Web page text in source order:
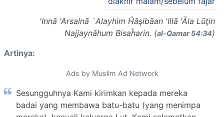
'Innā 'Arsalnā `Alayhim Ĥāşibāan 'Illā 'Āla Lūţin
Najjaynāhum Bisaĥarin. (al-Q̈amar 54:34)
Artinya:
Ads by Muslim Ad Network
Sesungguhnya Kami kirimkan kepada mereka
badai yang membawa batu-batu (yang menimpa